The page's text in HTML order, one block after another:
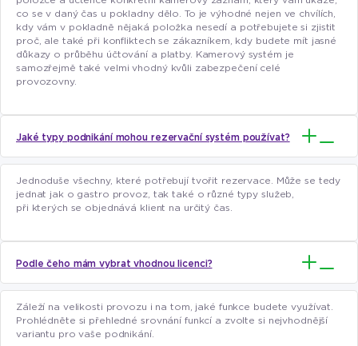
co se v daný čas u pokladny dělo. To je výhodné nejen ve chvílích,
kdy vám v pokladně nějaká položka nesedí a potřebujete si zjistit
proč, ale také při konfliktech se zákazníkem, kdy budete mít jasné
důkazy o průběhu účtování a platby. Kamerový systém je
samozřejmě také velmi vhodný kvůli zabezpečení celé
provozovny.
Jaké typy podnikání mohou rezervační systém používat?
Jednoduše všechny, které potřebují tvořit rezervace. Může se tedy
jednat jak o gastro provoz, tak také o různé typy služeb,
při kterých se objednává klient na určitý čas.
Podle čeho mám vybrat vhodnou licenci?
Záleží na velikosti provozu i na tom, jaké funkce budete využívat.
Prohlédněte si přehledné srovnání funkcí a zvolte si nejvhodnější
variantu pro vaše podnikání.